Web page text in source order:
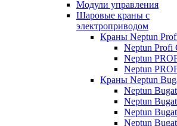
Модули управления
Шаровые краны с
электроприводом
Краны Neptun
Neptun Profi
Neptun
Neptun
Краны Neptun
Neptun
Neptun
Neptun
Neptun